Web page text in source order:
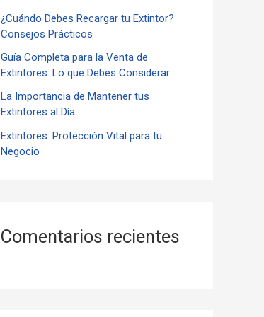
r¿Cuándo Debes Recargar tu Extintor?
Consejos Prácticos
Guía Completa para la Venta de
Extintores: Lo que Debes Considerar
La Importancia de Mantener tus
Extintores al Día
Extintores: Protección Vital para tu
Negocio
Comentarios recientes